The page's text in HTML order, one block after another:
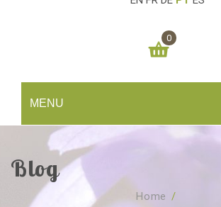
MENU
INÍCIO
SOBRE NÓS
Quem Somos
CURSOS
0
You have no items in your shopping cart
SUBTOTAL:
Blog
Home /